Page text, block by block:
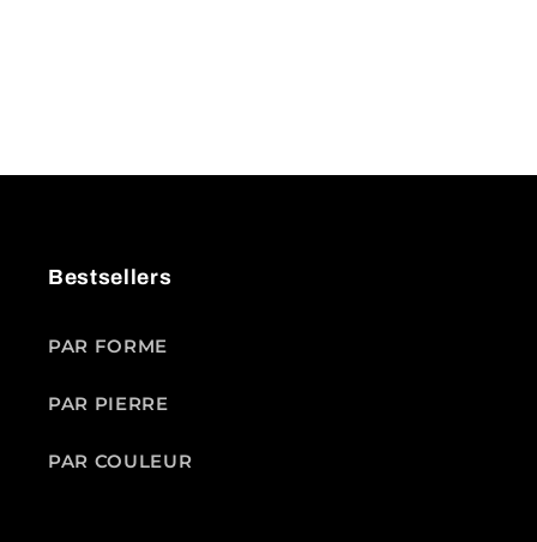
Bestsellers
PAR FORME
PAR PIERRE
PAR COULEUR